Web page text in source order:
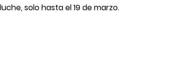
solo hasta el 19 de marzo.